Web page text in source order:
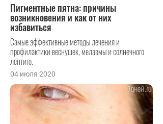
Пигментные пятна: причины
возникновения и как от них
избавиться
Самые эффективные методы лечения и
профилактики веснушек, мелазмы и солнечного
лентиго.
04 июля 2020